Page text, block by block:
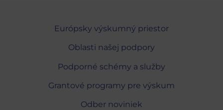
Európsky výskumný priestor
Oblasti našej podpory
Podporné schémy a služby
Grantové programy pre výskum
Odber noviniek